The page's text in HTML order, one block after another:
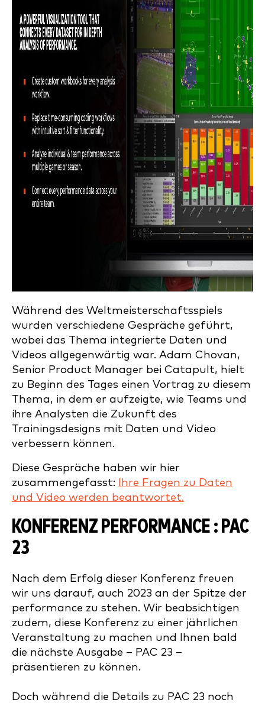
Während des Weltmeisterschaftsspiels
wurden verschiedene Gespräche geführt,
wobei das Thema integrierte Daten und
Videos allgegenwärtig war. Adam Chovan,
Senior Product Manager bei Catapult, hielt
zu Beginn des Tages einen Vortrag zu diesem
Thema, in dem er aufzeigte, wie Teams und
ihre Analysten die Zukunft des
Trainingsdesigns mit Daten und Video
verbessern können.
Diese Gespräche haben wir hier
zusammengefasst:
Ihre Fragen zu Daten
und Video werden beantwortet.
KONFERENZ PERFORMANCE : PAC
23
Nach dem Erfolg dieser Konferenz freuen
wir uns darauf, auch 2023 an der Spitze der
performance zu stehen. Wir beabsichtigen
zudem, diese Konferenz zu einer jährlichen
Veranstaltung zu machen und Ihnen bald
die nächste Ausgabe – PAC 23 –
präsentieren zu können.
Doch während die Details zu PAC 23 noch